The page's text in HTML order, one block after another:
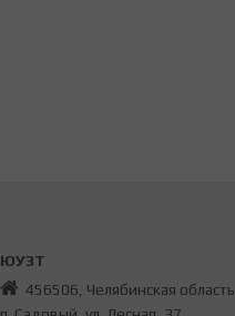
ЮУЗТ
456506, Челябинская область,